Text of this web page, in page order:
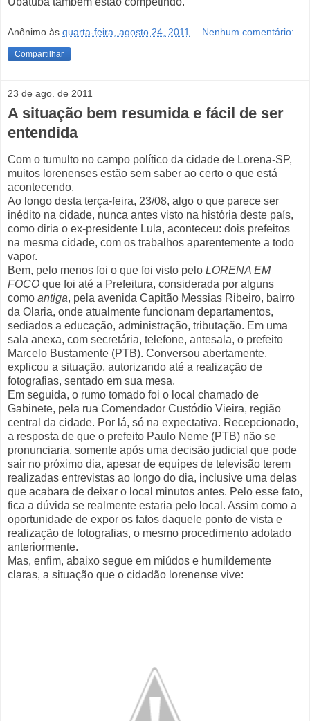
Anônimo às quarta-feira, agosto 24, 2011 Nenhum comentário:
Compartilhar
23 de ago. de 2011
A situação bem resumida e fácil de ser
entendida
Com o tumulto no campo político da cidade de Lorena-SP,
muitos lorenenses estão sem saber ao certo o que está
acontecendo.
Ao longo desta terça-feira, 23/08, algo o que parece ser
inédito na cidade, nunca antes visto na história deste país,
como diria o ex-presidente Lula, aconteceu: dois prefeitos
na mesma cidade, com os trabalhos aparentemente a todo
vapor.
Bem, pelo menos foi o que foi visto pelo LORENA EM
FOCO que foi até a Prefeitura, considerada por alguns
como antiga, pela avenida Capitão Messias Ribeiro, bairro
da Olaria, onde atualmente funcionam departamentos,
sediados a educação, administração, tributação. Em uma
sala anexa, com secretária, telefone, antesala, o prefeito
Marcelo Bustamente (PTB). Conversou abertamente,
explicou a situação, autorizando até a realização de
fotografias, sentado em sua mesa.
Em seguida, o rumo tomado foi o local chamado de
Gabinete, pela rua Comendador Custódio Vieira, região
central da cidade. Por lá, só na expectativa. Recepcionado,
a resposta de que o prefeito Paulo Neme (PTB) não se
pronunciaria, somente após uma decisão judicial que pode
sair no próximo dia, apesar de equipes de televisão terem
realizadas entrevistas ao longo do dia, inclusive uma delas
que acabara de deixar o local minutos antes. Pelo esse fato,
fica a dúvida se realmente estaria pelo local. Assim como a
oportunidade de expor os fatos daquele ponto de vista e
realização de fotografias, o mesmo procedimento adotado
anteriormente.
Mas, enfim, abaixo segue em miúdos e humildemente
claras, a situação que o cidadão lorenense vive: